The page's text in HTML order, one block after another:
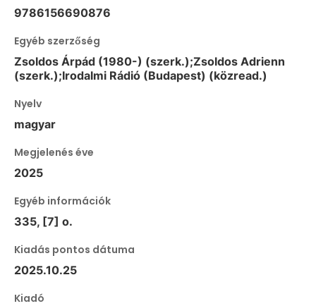
9786156690876
Egyéb szerzőség
Zsoldos Árpád (1980-) (szerk.);Zsoldos Adrienn
(szerk.);Irodalmi Rádió (Budapest) (közread.)
Nyelv
magyar
Megjelenés éve
2025
Egyéb információk
335, [7] o.
Kiadás pontos dátuma
2025.10.25
Kiadó